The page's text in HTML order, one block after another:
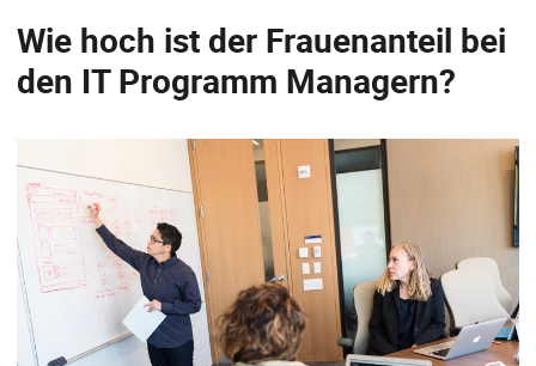
Wie hoch ist der Frauenanteil bei
den IT Programm Managern?